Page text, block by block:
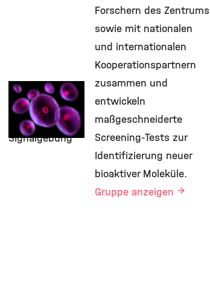
Identifizierung
von
"Achillesfersen"
bei der
Signalgebung
Forschern des Zentrums
sowie mit nationalen
und internationalen
Kooperationspartnern
zusammen und
entwickeln
maßgeschneiderte
Screening-Tests zur
Identifizierung neuer
bioaktiver Moleküle.
Gruppe anzeigen